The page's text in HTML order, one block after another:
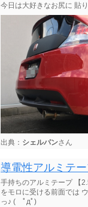
今日は大好きなお尻に 貼
出典： シェルパンさん
導電性アルミテ
手持ちのアルミテープ 【
をモロに受ける前面では
っ♪ ( ﾟдﾟ)